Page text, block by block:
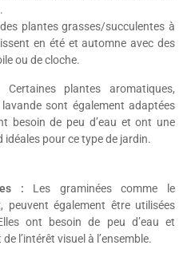
plantes grasses/succulentes à
en été et automne avec des
ou de cloche.
Certaines plantes aromatiques,
sont également adaptées
besoin de peu d’eau et ont une
idéales pour ce type de jardin.
: Les graminées comme le
peuvent également être utilisées
ont besoin de peu d’eau et
l’intérêt visuel à l’ensemble.